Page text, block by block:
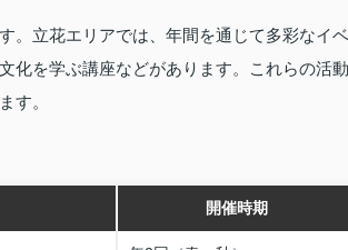
。立花エリアでは、年間を通じて多彩なイベ
化を学ぶ講座などがあります。これらの活動
す。
開催時期